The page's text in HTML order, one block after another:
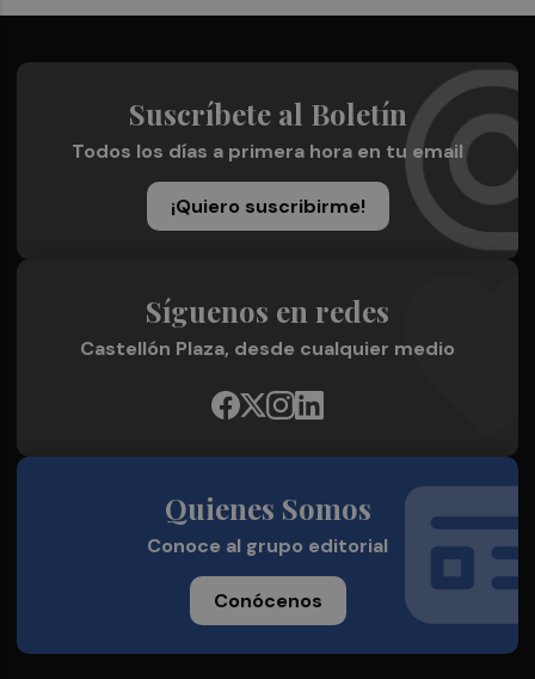
Suscríbete al Boletín
Todos los días a primera hora en tu email
¡Quiero suscribirme!
Síguenos en redes
Castellón Plaza, desde cualquier medio
Quienes Somos
Conoce al grupo editorial
Conócenos